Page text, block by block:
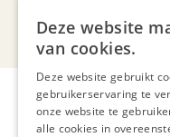
Bekijk alle artikelen
Deze website
van cookies.
Deze website gebruikt
gebruikerservaring te
onze website te
alle cookies in